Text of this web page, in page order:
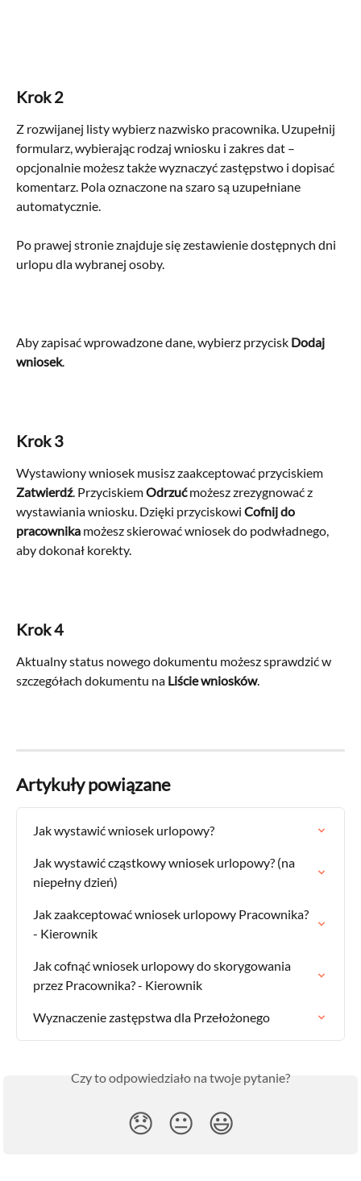
Krok 2
Z rozwijanej listy wybierz nazwisko pracownika. Uzupełnij
formularz, wybierając rodzaj wniosku i zakres dat –
opcjonalnie możesz także wyznaczyć zastępstwo i dopisać
komentarz. Pola oznaczone na szaro są uzupełniane
automatycznie.
Po prawej stronie znajduje się zestawienie dostępnych dni
urlopu dla wybranej osoby.
Aby zapisać wprowadzone dane, wybierz przycisk Dodaj
wniosek.
Krok 3
Wystawiony wniosek musisz zaakceptować przyciskiem
Zatwierdź. Przyciskiem Odrzuć możesz zrezygnować z
wystawiania wniosku. Dzięki przyciskowi Cofnij do
pracownika możesz skierować wniosek do podwładnego,
aby dokonał korekty.
Krok 4
Aktualny status nowego dokumentu możesz sprawdzić w
szczegółach dokumentu na Liście wniosków.
Artykuły powiązane
Jak wystawić wniosek urlopowy?
Jak wystawić cząstkowy wniosek urlopowy? (na
niepełny dzień)
Jak zaakceptować wniosek urlopowy Pracownika?
- Kierownik
Jak cofnąć wniosek urlopowy do skorygowania
przez Pracownika? - Kierownik
Wyznaczenie zastępstwa dla Przełożonego
Czy to odpowiedziało na twoje pytanie?
😞 😐 😃